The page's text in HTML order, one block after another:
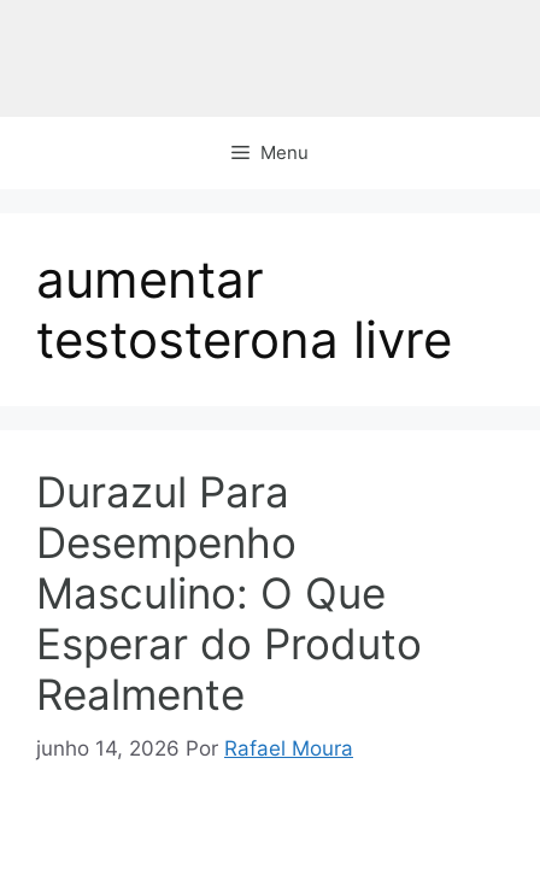
Menu
aumentar
testosterona livre
Durazul Para
Desempenho
Masculino: O Que
Esperar do Produto
Realmente
junho 14, 2026 Por Rafael Moura